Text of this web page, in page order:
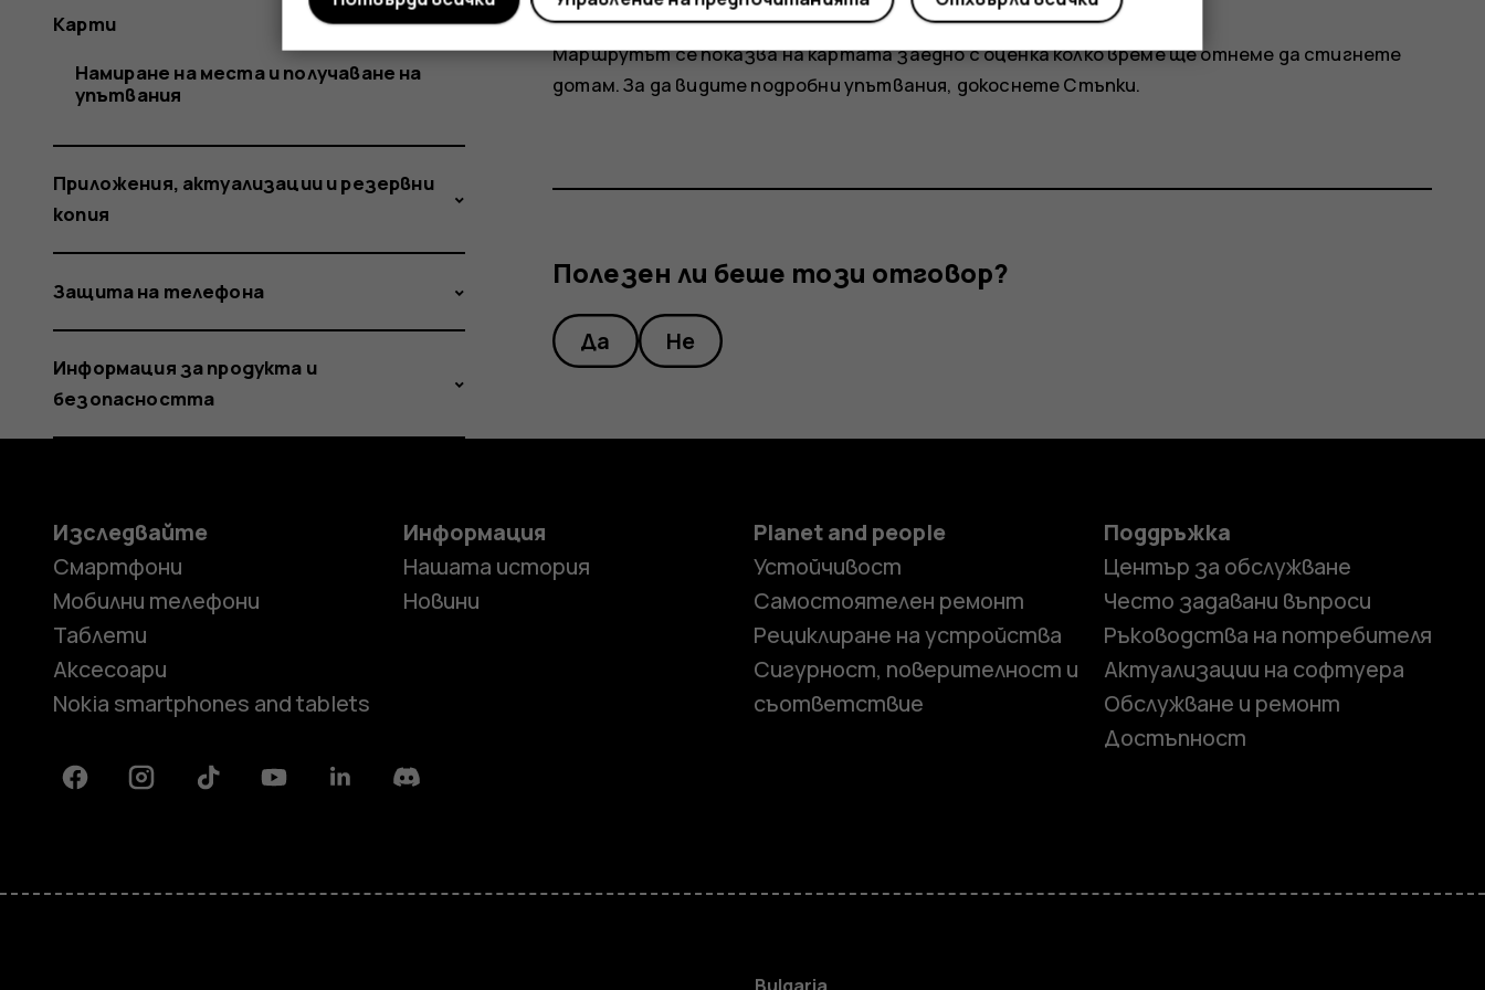
ДокоснетеСтартза започване на навигацията.
Маршрутът се показва на картата заедно с оценка колко време ще отнеме да стигнете
дотам. За да видите подробни упътвания, докоснетеСтъпки.
Полезен ли беше този отговор?
Да Не
Карти
Намиране на места и получаване на
упътвания
Приложения, актуализации и резервни
копия
Защита на телефона
Информация за продукта и
безопасността
Изследвайте
Смартфони
Мобилни телефони
Таблети
Аксесоари
Nokia smartphones and tablets
Информация
Нашата история
Новини
Planet and people
Устойчивост
Самостоятелен ремонт
Рециклиране на устройства
Сигурност, поверителност и
съответствие
Поддръжка
Център за обслужване
Често задавани въпроси
Ръководства на потребителя
Актуализации на софтуера
Обслужване и ремонт
Достъпност
FacebookInstagramTiktok YoutubeLinkedinDiscord